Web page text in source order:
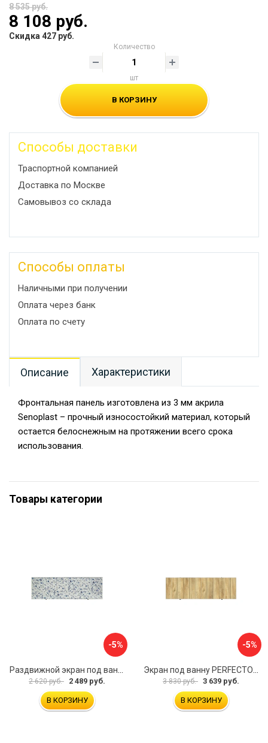
8 535 руб.
8 108 руб.
Скидка 427 руб.
Количество
шт
В КОРЗИНУ
Способы доставки
Траспортной компанией
Доставка по Москве
Самовывоз со склада
Способы оплаты
Наличными при получении
Оплата через банк
Оплата по счету
Описание Характеристики
Фронтальная панель изготовлена из 3 мм акрила
Senoplast – прочный износостойкий материал, который
остается белоснежным на протяжении всего срока
использования.
Товары категории
-5%
2 620 руб. 2 489 руб.
В КОРЗИНУ
-5%
3 830 руб. 3 639 руб.
В КОРЗИНУ